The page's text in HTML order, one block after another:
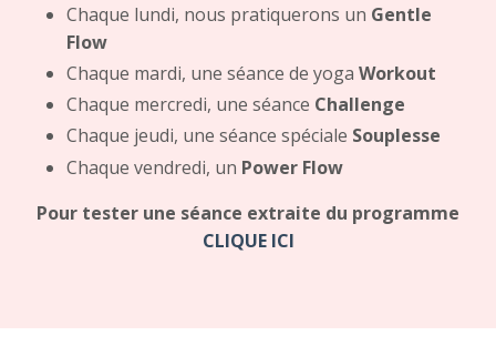
Chaque lundi, nous pratiquerons un Gentle
Flow
Chaque mardi, une séance de yoga Workout
Chaque mercredi, une séance Challenge
Chaque jeudi, une séance spéciale Souplesse
Chaque vendredi, un Power Flow
Pour tester une séance extraite du programme
CLIQUE ICI